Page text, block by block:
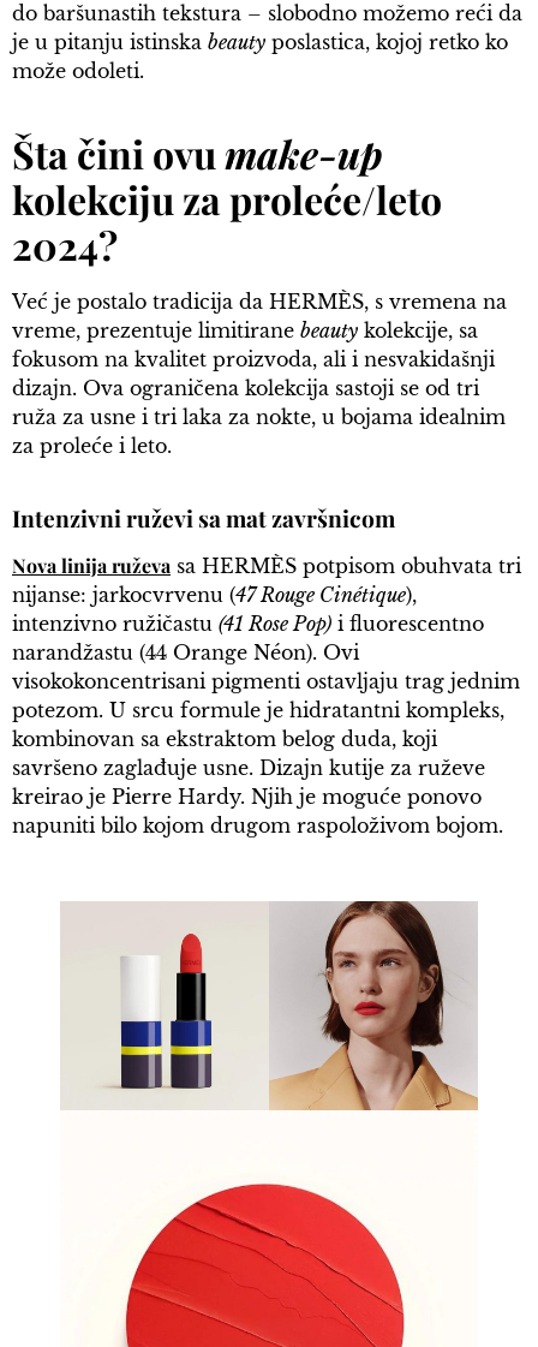
do baršunastih tekstura – slobodno možemo reći da
je u pitanju istinska beauty poslastica, kojoj retko ko
može odoleti.
Šta čini ovu make-up
kolekciju za proleće/leto
2024?
Već je postalo tradicija da HERMÈS, s vremena na
vreme, prezentuje limitirane beauty kolekcije, sa
fokusom na kvalitet proizvoda, ali i nesvakidašnji
dizajn. Ova ograničena kolekcija sastoji se od tri
ruža za usne i tri laka za nokte, u bojama idealnim
za proleće i leto.
Intenzivni ruževi sa mat završnicom
Nova linija ruževa sa HERMÈS potpisom obuhvata tri
nijanse: jarkocvrvenu (47 Rouge Cinétique),
intenzivno ružičastu (41 Rose Pop) i fluorescentno
narandžastu (44 Orange Néon). Ovi
visokokoncentrisani pigmenti ostavljaju trag jednim
potezom. U srcu formule je hidratantni kompleks,
kombinovan sa ekstraktom belog duda, koji
savršeno zaglađuje usne. Dizajn kutije za ruževe
kreirao je Pierre Hardy. Njih je moguće ponovo
napuniti bilo kojom drugom raspoloživom bojom.